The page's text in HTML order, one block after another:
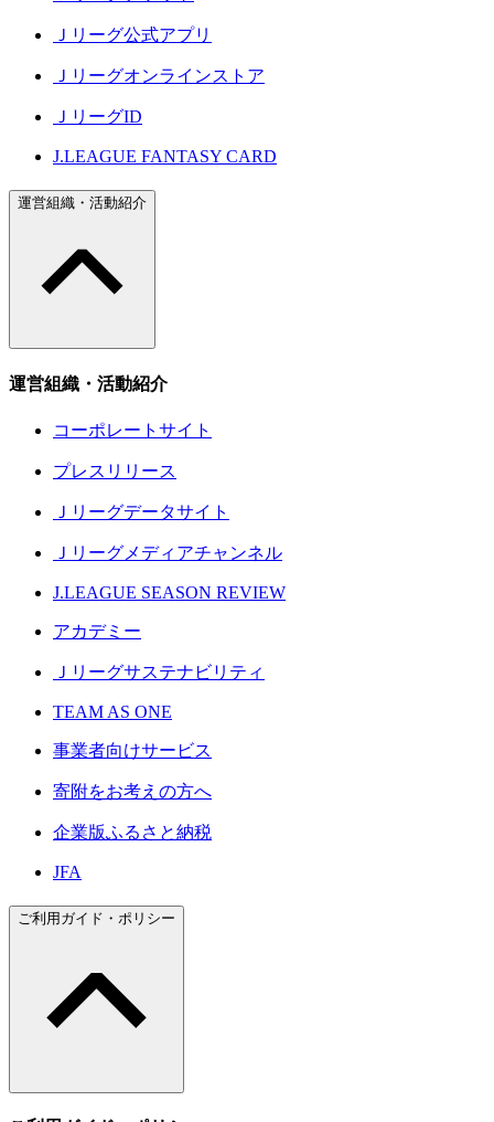
Ｊリーグ公式アプリ
Ｊリーグオンラインストア
ＪリーグID
J.LEAGUE FANTASY CARD
運営組織・活動紹介
運営組織・活動紹介
コーポレートサイト
プレスリリース
Ｊリーグデータサイト
Ｊリーグメディアチャンネル
J.LEAGUE SEASON REVIEW
アカデミー
Ｊリーグサステナビリティ
TEAM AS ONE
事業者向けサービス
寄附をお考えの方へ
企業版ふるさと納税
JFA
ご利用ガイド・ポリシー